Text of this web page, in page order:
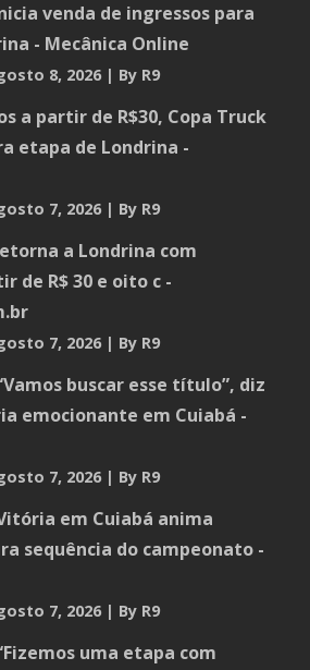
venda de ingressos para
- Mecânica Online
8, 2026 By R9
a partir de R$30, Copa Truck
etapa de Londrina -
7, 2026 By R9
a Londrina com
de R$ 30 e oito c -
7, 2026 By R9
buscar esse título”, diz
emocionante em Cuiabá -
7, 2026 By R9
em Cuiabá anima
sequência do campeonato -
7, 2026 By R9
uma etapa com